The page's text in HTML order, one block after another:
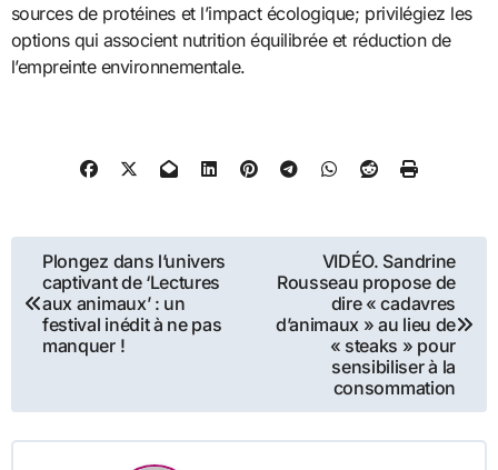
sources de protéines et l’impact écologique; privilégiez les
options qui associent nutrition équilibrée et réduction de
l’empreinte environnementale.
Navigation
de
l’article
Plongez dans l’univers
captivant de ‘Lectures
aux animaux’ : un
festival inédit à ne pas
manquer !
VIDÉO. Sandrine
Rousseau propose de
dire « cadavres
d’animaux » au lieu de
« steaks » pour
sensibiliser à la
consommation